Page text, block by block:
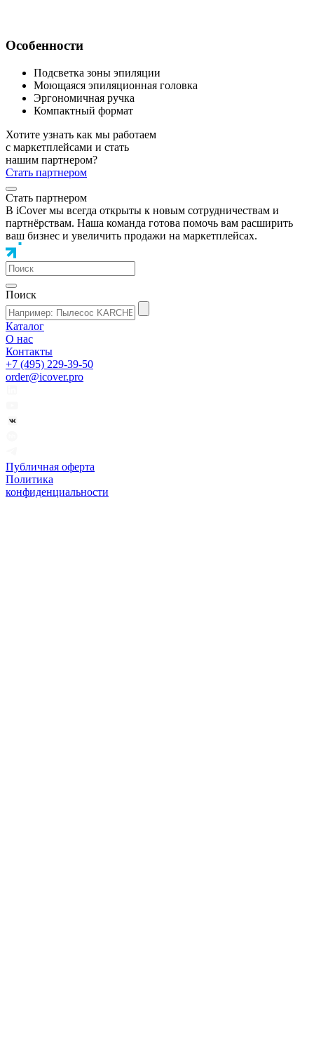
Особенности
Подсветка зоны эпиляции
Моющаяся эпиляционная головка
Эргономичная ручка
Компактный формат
Хотите узнать как мы работаем
с маркетплейсами и стать
нашим партнером?
Стать партнером
Стать партнером
В iCover мы всегда открыты к новым сотрудничествам и
партнёрствам. Наша команда готова помочь вам расширить
ваш бизнес и увеличить продажи на маркетплейсах.
Поиск
Каталог
О нас
Контакты
+7 (495) 229-39-50
order@icover.pro
Публичная оферта
Политика
конфиденциальности